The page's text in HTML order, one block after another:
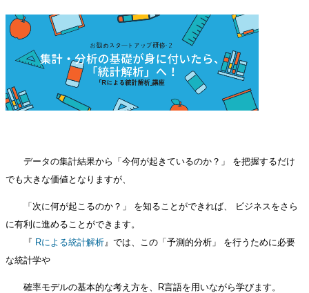
データの集計結果から「今何が起きているのか？」 を把握するだけ
でも大きな価値となりますが、
「次に何が起こるのか？」 を知ることができれば、 ビジネスをさら
に有利に進めることができます。
『 Rによる統計解析』では、この「予測的分析」 を行うために必要
な統計学や
確率モデルの基本的な考え方を、R言語を用いながら学びます。